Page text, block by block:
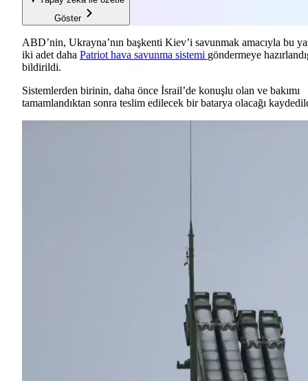
Göster
ABD’nin, Ukrayna’nın başkenti Kiev’i savunmak amacıyla bu
iki adet daha Patriot hava savunma sistemi göndermeye
bildirildi.
Sistemlerden birinin, daha önce İsrail’de konuşlu olan ve bakımı
tamamlandıktan sonra teslim edilecek bir batarya olacağı